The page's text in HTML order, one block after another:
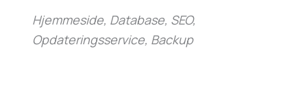
Hjemmeside, Database, SEO,
Opdateringsservice, Backup